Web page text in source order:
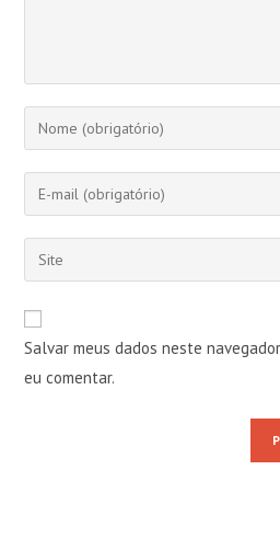
Digite
seu
nome
ou
de
usuário
para
comentar
Digite
seu
endereço
de
para
comentar
Digite
o
do
seu
site
Salvar meus dados neste
eu comentar.